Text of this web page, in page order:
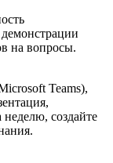
на вопросы.
Teams),
создайте